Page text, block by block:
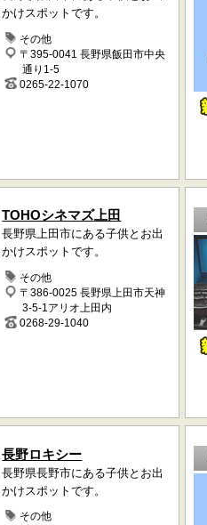
かけスポットです。
その他
〒395-0041 長野県飯田市中央
通り1-5
0265-22-1070
TOHOシネマズ上田
長野県上田市にある子供とお出
かけスポットです。
その他
〒386-0025 長野県上田市天神
3-5-1アリオ上田内
0268-29-1040
長野ロキシー
長野県長野市にある子供とお出
かけスポットです。
その他